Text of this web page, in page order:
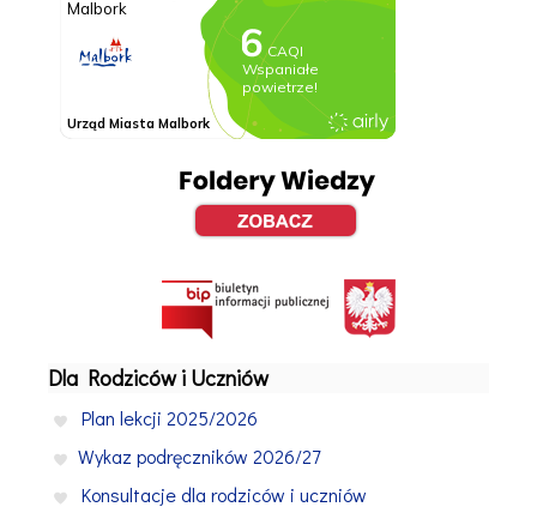
Dla Rodziców i Uczniów
Plan lekcji 2025/2026
Wykaz podręczników 2026/27
Konsultacje dla rodziców i uczniów